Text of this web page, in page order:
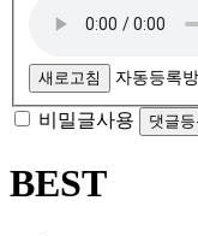
새로고침 자동등록
비밀글사용
BEST